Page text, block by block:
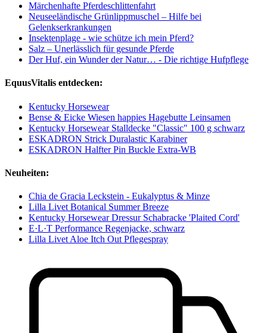
Märchenhafte Pferdeschlittenfahrt
Neuseeländische Grünlippmuschel – Hilfe bei
Gelenkserkrankungen
Insektenplage - wie schütze ich mein Pferd?
Salz – Unerlässlich für gesunde Pferde
Der Huf, ein Wunder der Natur… - Die richtige Hufpflege
EquusVitalis entdecken:
Kentucky Horsewear
Bense & Eicke Wiesen happies Hagebutte Leinsamen
Kentucky Horsewear Stalldecke "Classic" 100 g schwarz
ESKADRON Strick Duralastic Karabiner
ESKADRON Halfter Pin Buckle Extra-WB
Neuheiten:
Chia de Gracia Leckstein - Eukalyptus & Minze
Lilla Livet Botanical Summer Breeze
Kentucky Horsewear Dressur Schabracke 'Plaited Cord'
E·L·T Performance Regenjacke, schwarz
Lilla Livet Aloe Itch Out Pflegespray